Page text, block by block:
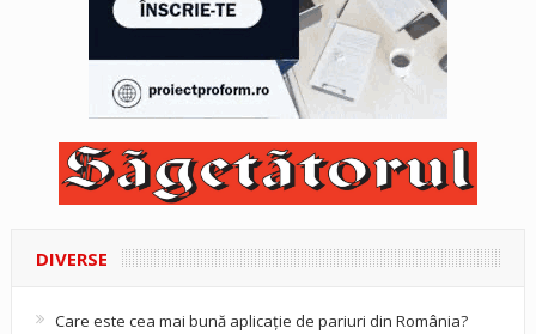
DIVERSE
Care este cea mai bună aplicație de pariuri din România?